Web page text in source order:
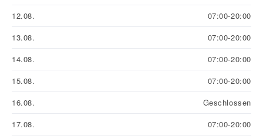
12.08.
07:00-20:00
13.08.
07:00-20:00
14.08.
07:00-20:00
15.08.
07:00-20:00
16.08.
Geschlossen
17.08.
07:00-20:00